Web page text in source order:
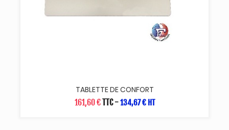
TABLETTE DE CONFORT
161,60 €TTC-134,67 € HT